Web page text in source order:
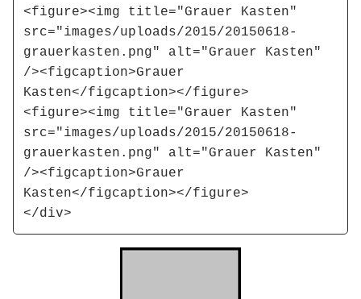
<figure><img title="Grauer Kasten"
src="images/uploads/2015/20150618-
grauerkasten.png" alt="Grauer Kasten"
/><figcaption>Grauer
Kasten</figcaption></figure>
<figure><img title="Grauer Kasten"
src="images/uploads/2015/20150618-
grauerkasten.png" alt="Grauer Kasten"
/><figcaption>Grauer
Kasten</figcaption></figure>
</div>